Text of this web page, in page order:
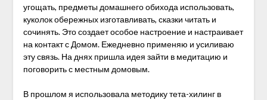
угощать, предметы домашнего обихода использовать,
куколок обережных изготавливать, сказки читать и
сочинять. Это создает особое настроение и настраивает
на контакт с Домом. Ежедневно применяю и усиливаю
эту связь. На днях пришла идея зайти в медитацию и
поговорить с местным домовым.
В прошлом я использовала методику тета-хилинг в